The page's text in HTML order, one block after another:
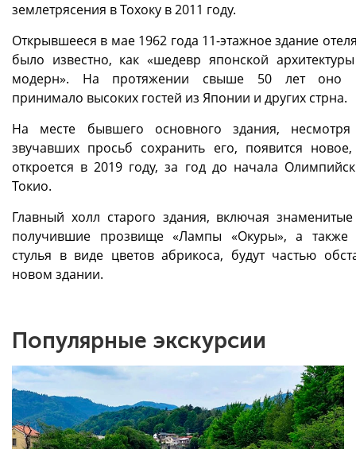
землетрясения в Тохоку в 2011 году.
Открывшееся в мае 1962 года 11-этажное здание
было известно, как «шедевр японской
модерн». На протяжении свыше 50 лет оно
принимало высоких гостей из Японии и других стрна.
На месте бывшего основного здания,
звучавших просьб сохранить его, появится
откроется в 2019 году, за год до начала
Токио.
Главный холл старого здания, включая
получившие прозвище «Лампы «Окуры», а также
стулья в виде цветов абрикоса, будут частью
новом здании.
Популярные экскурсии